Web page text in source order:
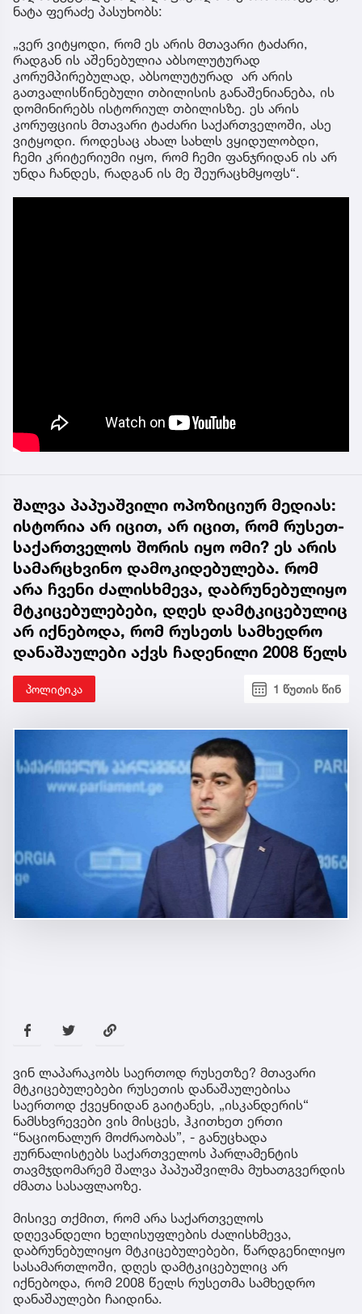
ნატა ფერაძე პასუხობს:
„ვერ ვიტყოდი, რომ ეს არის მთავარი ტაძარი,
რადგან ის აშენებულია აბსოლუტურად
კორუმპირებულად, აბსოლუტურად არ არის
გათვალისწინებული თბილისის განაშენიანება, ის
დომინირებს ისტორიულ თბილისზე. ეს არის
კორუფციის მთავარი ტაძარი საქართველოში, ასე
ვიტყოდი. როდესაც ახალ სახლს ვყიდულობდი,
ჩემი კრიტერიუმი იყო, რომ ჩემი ფანჯრიდან ის არ
უნდა ჩანდეს, რადგან ის მე შეურაცხმყოფს“.
შალვა პაპუაშვილი ოპოზიციურ მედიას:
ისტორია არ იცით, არ იცით, რომ რუსეთ-
საქართველოს შორის იყო ომი? ეს არის
სამარცხვინო დამოკიდებულება. რომ
არა ჩვენი ძალისხმევა, დაბრუნებულიყო
მტკიცებულებები, დღეს დამტკიცებულიც
არ იქნებოდა, რომ რუსეთს სამხედრო
დანაშაულები აქვს ჩადენილი 2008 წელს
პოლიტიკა 1 წუთის წინ
ვინ ლაპარაკობს საერთოდ რუსეთზე? მთავარი
მტკიცებულებები რუსეთის დანაშაულებისა
საერთოდ ქვეყნიდან გაიტანეს, „ისკანდერის“
ნამსხვრევები ვის მისცეს, ჰკითხეთ ერთი
“ნაციონალურ მოძრაობას”, - განუცხადა
ჟურნალისტებს საქართველოს პარლამენტის
თავმჯდომარემ შალვა პაპუაშვილმა მუხათგვერდის
ძმათა სასაფლაოზე.
მისივე თქმით, რომ არა საქართველოს
დღევანდელი ხელისუფლების ძალისხმევა,
დაბრუნებულიყო მტკიცებულებები, წარდგენილიყო
სასამართლოში, დღეს დამტკიცებულიც არ
იქნებოდა, რომ 2008 წელს რუსეთმა სამხედრო
დანაშაულები ჩაიდინა.